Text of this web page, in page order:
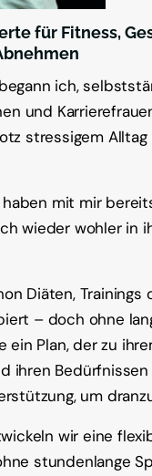
für Fitness,
begann ich,
und
stressigem Alltag
haben mit mir
wieder wohler in
Diäten, Trainings
– doch ohne
ein Plan, der zu
ihren Bedürfnissen
um
wir eine
stundenlange